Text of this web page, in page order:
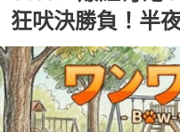
狂吠決勝負！半